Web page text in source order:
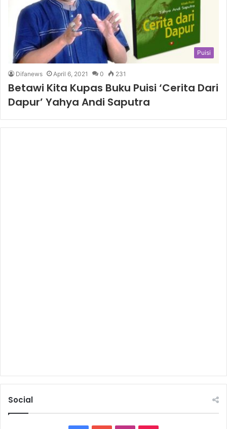
Puisi
Difanews April 6, 2021 0 231
Betawi Kita Kupas Buku Puisi ‘Cerita Dari
Dapur’ Yahya Andi Saputra
Social